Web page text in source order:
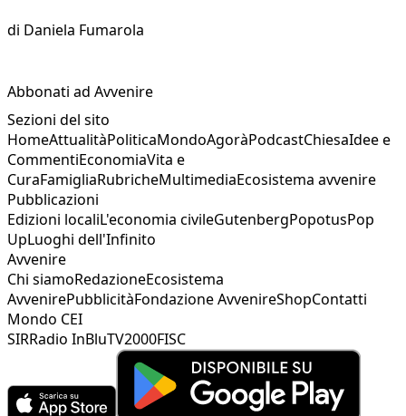
di Daniela Fumarola
Abbonati ad Avvenire
Sezioni del sito
HomeAttualitàPoliticaMondoAgoràPodcastChiesaIdee e
CommentiEconomiaVita e
CuraFamigliaRubricheMultimediaEcosistema avvenire
Pubblicazioni
Edizioni localiL'economia civileGutenbergPopotusPop
UpLuoghi dell'Infinito
Avvenire
Chi siamoRedazioneEcosistema
AvvenirePubblicitàFondazione AvvenireShopContatti
Mondo CEI
SIRRadio InBluTV2000FISC